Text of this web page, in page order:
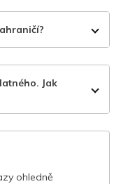
Jak
ohledně